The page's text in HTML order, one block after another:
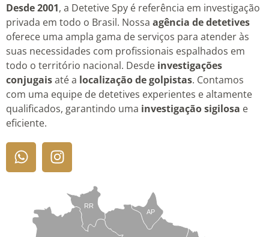
Desde 2001, a Detetive Spy é referência em investigação
privada em todo o Brasil. Nossa agência de detetives
oferece uma ampla gama de serviços para atender às
suas necessidades com profissionais espalhados em
todo o território nacional. Desde investigações
conjugaisaté a localização de golpistas. Contamos
com uma equipe de detetives experientes e altamente
qualificados, garantindo uma investigação sigilosa e
eficiente.
AP
RR